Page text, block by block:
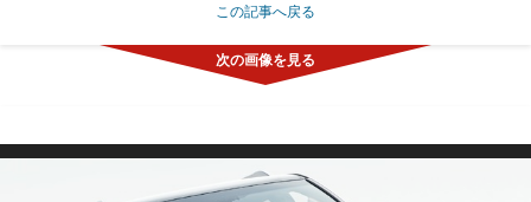
この記事へ戻る